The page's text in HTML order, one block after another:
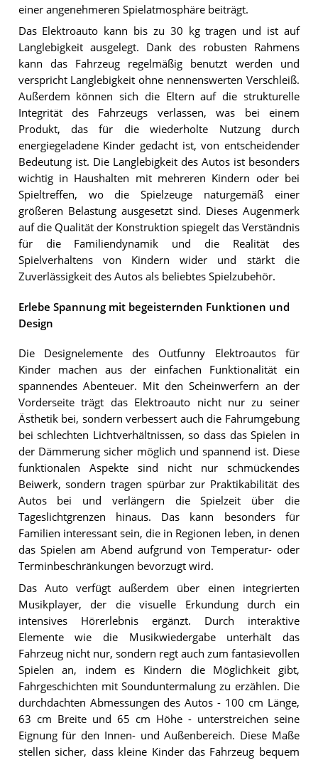
einer angenehmeren Spielatmosphäre beiträgt.
Das Elektroauto kann bis zu 30 kg tragen und ist auf
Langlebigkeit ausgelegt. Dank des robusten Rahmens
kann das Fahrzeug regelmäßig benutzt werden und
verspricht Langlebigkeit ohne nennenswerten Verschleiß.
Außerdem können sich die Eltern auf die strukturelle
Integrität des Fahrzeugs verlassen, was bei einem
Produkt, das für die wiederholte Nutzung durch
energiegeladene Kinder gedacht ist, von entscheidender
Bedeutung ist. Die Langlebigkeit des Autos ist besonders
wichtig in Haushalten mit mehreren Kindern oder bei
Spieltreffen, wo die Spielzeuge naturgemäß einer
größeren Belastung ausgesetzt sind. Dieses Augenmerk
auf die Qualität der Konstruktion spiegelt das Verständnis
für die Familiendynamik und die Realität des
Spielverhaltens von Kindern wider und stärkt die
Zuverlässigkeit des Autos als beliebtes Spielzubehör.
Erlebe Spannung mit begeisternden Funktionen und
Design
Die Designelemente des Outfunny Elektroautos für
Kinder machen aus der einfachen Funktionalität ein
spannendes Abenteuer. Mit den Scheinwerfern an der
Vorderseite trägt das Elektroauto nicht nur zu seiner
Ästhetik bei, sondern verbessert auch die Fahrumgebung
bei schlechten Lichtverhältnissen, so dass das Spielen in
der Dämmerung sicher möglich und spannend ist. Diese
funktionalen Aspekte sind nicht nur schmückendes
Beiwerk, sondern tragen spürbar zur Praktikabilität des
Autos bei und verlängern die Spielzeit über die
Tageslichtgrenzen hinaus. Das kann besonders für
Familien interessant sein, die in Regionen leben, in denen
das Spielen am Abend aufgrund von Temperatur- oder
Terminbeschränkungen bevorzugt wird.
Das Auto verfügt außerdem über einen integrierten
Musikplayer, der die visuelle Erkundung durch ein
intensives Hörerlebnis ergänzt. Durch interaktive
Elemente wie die Musikwiedergabe unterhält das
Fahrzeug nicht nur, sondern regt auch zum fantasievollen
Spielen an, indem es Kindern die Möglichkeit gibt,
Fahrgeschichten mit Sounduntermalung zu erzählen. Die
durchdachten Abmessungen des Autos - 100 cm Länge,
63 cm Breite und 65 cm Höhe - unterstreichen seine
Eignung für den Innen- und Außenbereich. Diese Maße
stellen sicher, dass kleine Kinder das Fahrzeug bequem